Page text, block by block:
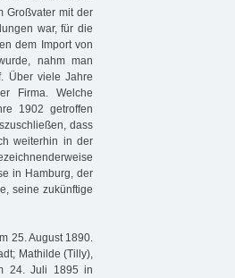
Großvater mit der
war, für die
dem Import von
nahm man
Über viele Jahre
Firma. Welche
1902 getroffen
dass
weiterhin in der
in Hamburg, der
seine zukünftige
25. August 1890.
Mathilde (Tilly),
24. Juli 1895 in